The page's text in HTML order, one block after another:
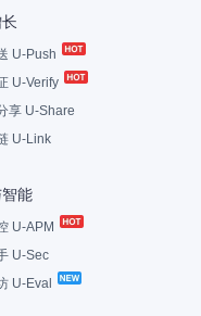
U-Push
U-Verify
享 U-Share
U-Link
能
U-APM
U-Sec
U-Eval